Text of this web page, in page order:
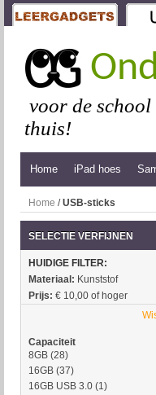
voor de
thuis!
Home iPad hoes
Home /USB-sticks
SELECTIE VERFIJNEN
HUIDIGE FILTER:
Materiaal: Kunststof
Prijs: € 10,00 of hoger
Capaciteit
8GB (28)
16GB (37)
16GB USB 3.0 (1)